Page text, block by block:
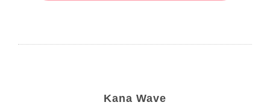
Kana Wave